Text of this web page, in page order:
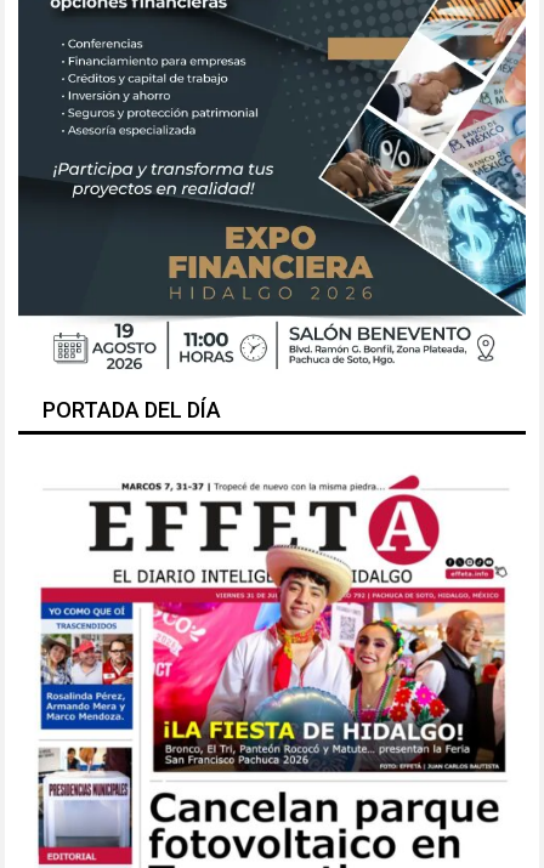
PORTADA DEL DÍA